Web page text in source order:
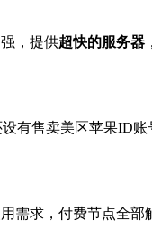
，提供超快的服务器
有售卖美区苹果ID
需求，付费节点全部